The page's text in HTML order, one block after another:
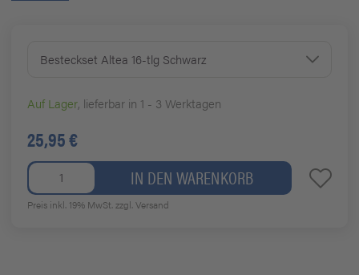
Besteckset Altea 16-tlg Schwarz
Auf Lager, lieferbar in 1 - 3 Werktagen
25,95 €
IN DEN WARENKORB
Preis inkl. 19% MwSt.zzgl. Versand